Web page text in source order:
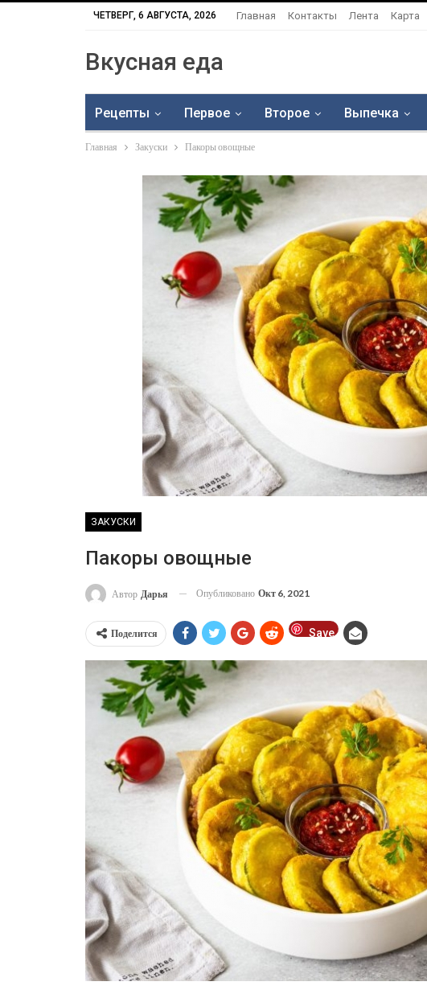
ЧЕТВЕРГ, 6 АВГУСТА, 2026 Главная Контакты Лента Карта
Вкусная еда
Рецепты Первое Второе Выпечка
Главная Закуски Пакоры овощные
ЗАКУСКИ
Пакоры овощные
Автор Дарья Опубликовано Окт 6, 2021
Поделится Save